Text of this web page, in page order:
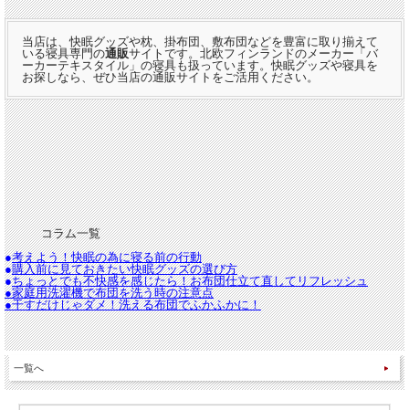
当店は、快眠グッズや枕、掛布団、敷布団などを豊富に取り揃えて
いる寝具専門の通販サイトです。北欧フィンランドのメーカー「 バ
ーカーテキスタイル 」の寝具も扱っています。快眠グッズや寝具を
お探しなら、ぜひ当店の通販サイトをご活用ください。
コラム一覧
●考えよう！快眠の為に寝る前の行動
●購入前に見ておきたい快眠グッズの選び方
●ちょっとでも不快感を感じたら！お布団仕立て直してリフレッシュ
●家庭用洗濯機で布団を洗う時の注意点
●干すだけじゃダメ！洗える布団でふかふかに！
一覧へ